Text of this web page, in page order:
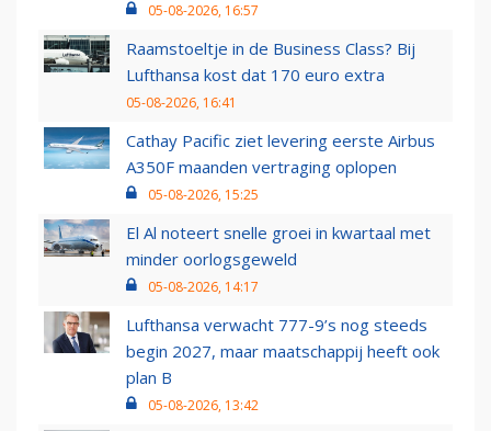
05-08-2026, 16:57
Raamstoeltje in de Business Class? Bij
Lufthansa kost dat 170 euro extra
05-08-2026, 16:41
Cathay Pacific ziet levering eerste Airbus
A350F maanden vertraging oplopen
05-08-2026, 15:25
El Al noteert snelle groei in kwartaal met
minder oorlogsgeweld
05-08-2026, 14:17
Lufthansa verwacht 777-9’s nog steeds
begin 2027, maar maatschappij heeft ook
plan B
05-08-2026, 13:42